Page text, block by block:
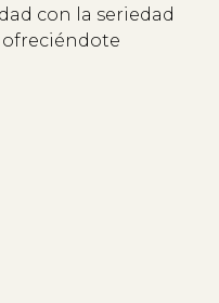
con la seriedad
ofreciéndote